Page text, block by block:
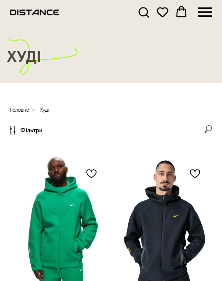
ХУДІ
Головна » Худі
Фільтри